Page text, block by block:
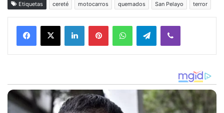
Etiquetas cereté motocarros quemados San Pelayo terror
Facebook
X LinkedInPinterestWhatsAppTelegramViber